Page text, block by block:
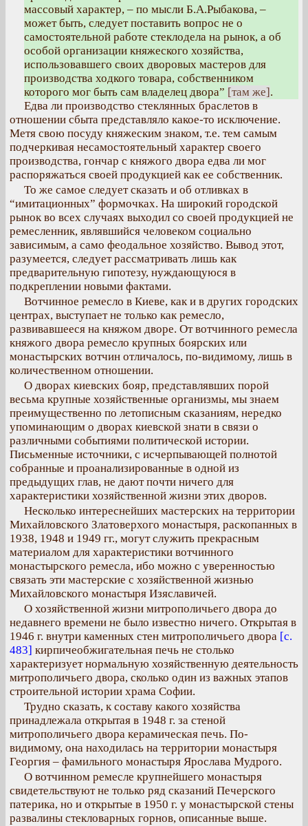
массовый характер, – по мысли Б.А.Рыбакова, –
может быть, следует поставить вопрос не о
самостоятельной работе стеклодела на рынок, а об
особой организации княжеского хозяйства,
использовавшего своих дворовых мастеров для
производства ходкого товара, собственником
которого мог быть сам владелец двора” [там же].
Едва ли производство стеклянных браслетов в
отношении сбыта представляло какое-то исключение.
Метя свою посуду княжеским знаком, т.е. тем самым
подчеркивая несамостоятельный характер своего
производства, гончар с княжого двора едва ли мог
распоряжаться своей продукцией как ее собственник.
То же самое следует сказать и об отливках в
“имитационных” формочках. На широкий городской
рынок во всех случаях выходил со своей продукцией не
ремесленник, являвшийся человеком социально
зависимым, а само феодальное хозяйство. Вывод этот,
разумеется, следует рассматривать лишь как
предварительную гипотезу, нуждающуюся в
подкреплении новыми фактами.
Вотчинное ремесло в Киеве, как и в других городских
центрах, выступает не только как ремесло,
развивавшееся на княжом дворе. От вотчинного ремесла
княжого двора ремесло крупных боярских или
монастырских вотчин отличалось, по-видимому, лишь в
количественном отношении.
О дворах киевских бояр, представлявших порой
весьма крупные хозяйственные организмы, мы знаем
преимущественно по летописным сказаниям, нередко
упоминающим о дворах киевской знати в связи о
различными событиями политической истории.
Письменные источники, с исчерпывающей полнотой
собранные и проанализированные в одной из
предыдущих глав, не дают почти ничего для
характеристики хозяйственной жизни этих дворов.
Несколько интереснейших мастерских на территории
Михайловского Златоверхого монастыря, раскопанных в
1938, 1948 и 1949 гг., могут служить прекрасным
материалом для характеристики вотчинного
монастырского ремесла, ибо можно с уверенностью
связать эти мастерские с хозяйственной жизнью
Михайловского монастыря Изяславичей.
О хозяйственной жизни митрополичьего двора до
недавнего времени не было известно ничего. Открытая в
1946 г. внутри каменных стен митрополичьего двора [с.
483] кирпичеобжигательная печь не столько
характеризует нормальную хозяйственную деятельность
митрополичьего двора, сколько один из важных этапов
строительной истории храма Софии.
Трудно сказать, к составу какого хозяйства
принадлежала открытая в 1948 г. за стеной
митрополичьего двора керамическая печь. По-
видимому, она находилась на территории монастыря
Георгия – фамильного монастыря Ярослава Мудрого.
О вотчинном ремесле крупнейшего монастыря
свидетельствуют не только ряд сказаний Печерского
патерика, но и открытые в 1950 г. у монастырской стены
развалины стекловарных горнов, описанные выше.